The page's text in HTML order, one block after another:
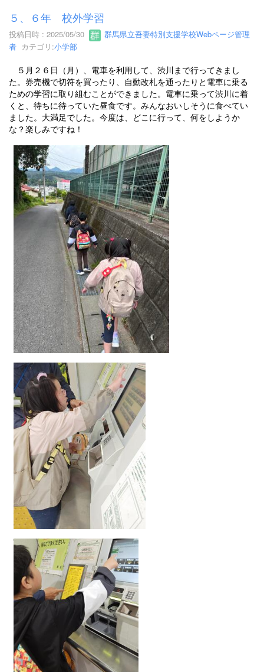
５、６年 校外学習
投稿日時 : 2025/05/30
群馬県立吾妻特別支援学校Webページ管理
者 カテゴリ:小学部
５月２６日（月）、電車を利用して、渋川まで行ってきまし
た。券売機で切符を買ったり、自動改札を通ったりと電車に乗る
ための学習に取り組むことができました。電車に乗って渋川に着
くと、待ちに待っていた昼食です。みんなおいしそうに食べてい
ました。大満足でした。今度は、どこに行って、何をしようか
な？楽しみですね！